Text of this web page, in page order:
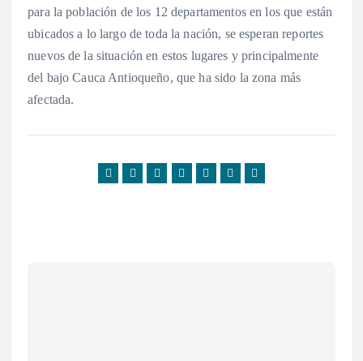
para la población de los 12 departamentos en los que están
ubicados a lo largo de toda la nación, se esperan reportes
nuevos de la situación en estos lugares y principalmente
del bajo Cauca Antioqueño, que ha sido la zona más
afectada.